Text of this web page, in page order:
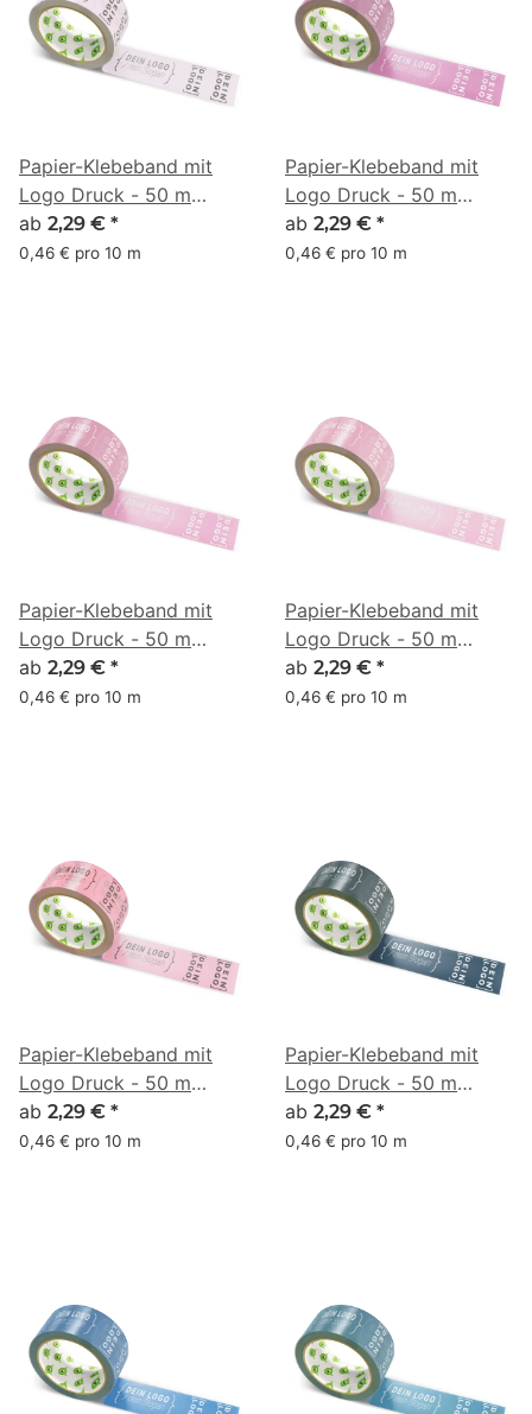
Papier-Klebeband mit
Logo Druck - 50 m
Altrosa - RGB (141, 110,
151)
ab 2,29 € *
0,46 € pro 10 m
Papier-Klebeband mit
Logo Druck - 50 m
Altrosa - RGB (167, 99,
137)
ab 2,29 € *
0,46 € pro 10 m
Papier-Klebeband mit
Logo Druck - 50 m
Altrosa - RGB (201, 128,
158)
ab 2,29 € *
0,46 € pro 10 m
Papier-Klebeband mit
Logo Druck - 50 m
Altrosa - RGB (213, 146,
170)
ab 2,29 € *
0,46 € pro 10 m
Papier-Klebeband mit
Logo Druck - 50 m
Altrosa - RGB (248, 144,
165)
ab 2,29 € *
0,46 € pro 10 m
Papier-Klebeband mit
Logo Druck - 50 m
Altrosa - RGB (37, 55,
70)
ab 2,29 € *
0,46 € pro 10 m